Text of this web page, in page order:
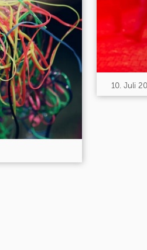
10. Juli